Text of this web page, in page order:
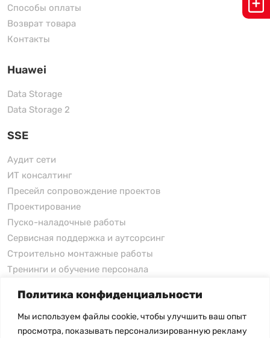
Политика конфиденциальности
Мы используем файлы cookie, чтобы улучшить ваш опыт
просмотра, показывать персонализированную рекламу
Способы оплаты
Возврат товара
Контакты
Huawei
Data Storage
Data Storage 2
SSE
Аудит сети
ИТ консалтинг
Пресейл сопровождение проектов
Проектирование
Пуско-наладочные работы
Сервисная поддержка и аутсорсинг
Строительно монтажные работы
Тренинги и обучение персонала
xFusion
xFusion
xFusion AI Solution